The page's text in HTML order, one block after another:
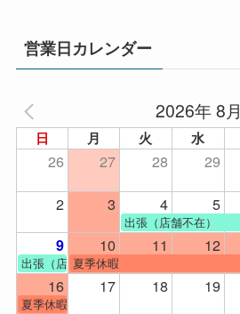
営業日カレンダー
2026年 8月
日 月 火 水
26 27 28 29
2
3 4 5
出張（店舗不在）
9 10 11 12
出張（店舗不在）
夏季休暇
16 17 18 19
夏季休暇